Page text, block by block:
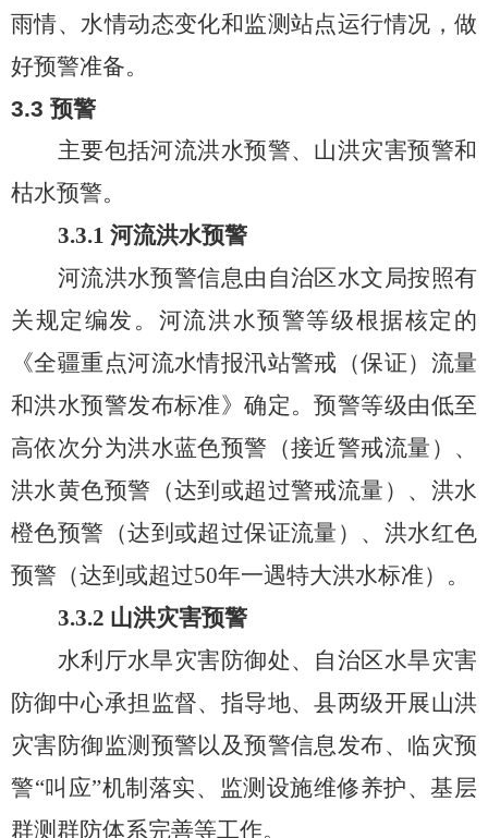
雨情、水情动态变化和监测站点运行情况，做
好预警准备。
3.3 预警
主要包括河流洪水预警、山洪灾害预警和
枯水预警。
3.3.1 河流洪水预警
河流洪水预警信息由自治区水文局按照有
关规定编发。河流洪水预警等级根据核定的
《全疆重点河流水情报汛站警戒（保证）流量
和洪水预警发布标准》确定。预警等级由低至
高依次分为洪水蓝色预警（接近警戒流量）、
洪水黄色预警（达到或超过警戒流量）、洪水
橙色预警（达到或超过保证流量）、洪水红色
预警（达到或超过50年一遇特大洪水标准） 。
3.3.2 山洪灾害预警
水利厅水旱灾害防御处、自治区水旱灾害
防御中心承担监督、指导地、县两级开展山洪
灾害防御监测预警以及预警信息发布、 临灾预
警“叫应”机制落实、监测设施维修养护、基层
群测群防体系完善等工作。